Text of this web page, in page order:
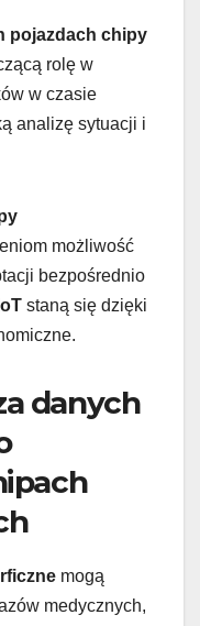
pojazdach chipy
rolę w
w czasie
analizę sytuacji i
możliwość
bezpośrednio
IoT staną się dzięki
danych
mogą
medycznych,